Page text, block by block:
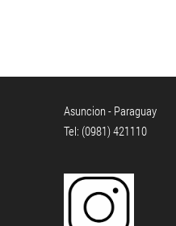
Asuncion - Paraguay
Tel: (0981) 421110